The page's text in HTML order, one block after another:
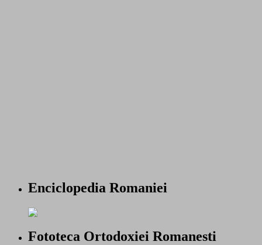
Enciclopedia Romaniei
Fototeca Ortodoxiei Romanesti